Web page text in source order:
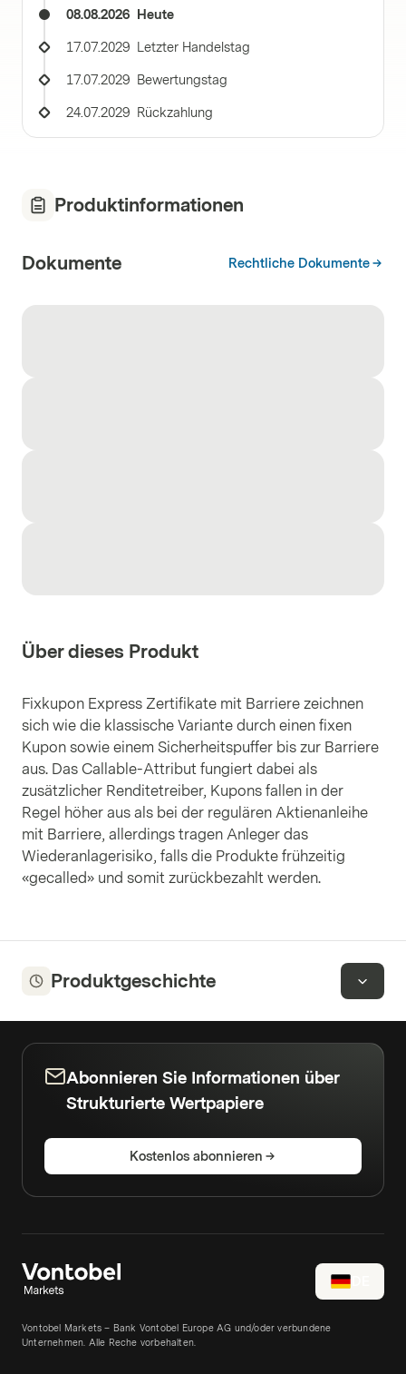
08.08.2026 Heute
17.07.2029 Letzter Handelstag
17.07.2029 Bewertungstag
24.07.2029 Rückzahlung
Produktinformationen
Dokumente Rechtliche Dokumente
Über dieses Produkt
Fixkupon Express Zertifikate mit Barriere zeichnen
sich wie die klassische Variante durch einen fixen
Kupon sowie einem Sicherheitspuffer bis zur Barriere
aus. Das Callable-Attribut fungiert dabei als
zusätzlicher Renditetreiber, Kupons fallen in der
Regel höher aus als bei der regulären Aktienanleihe
mit Barriere, allerdings tragen Anleger das
Wiederanlagerisiko, falls die Produkte frühzeitig
«gecalled» und somit zurückbezahlt werden.
Produktgeschichte
Abonnieren Sie Informationen über
Strukturierte Wertpapiere
Kostenlos abonnieren
Vontobel Markets – Bank Vontobel Europe AG und/oder verbundene
Unternehmen. Alle Reche vorbehalten.